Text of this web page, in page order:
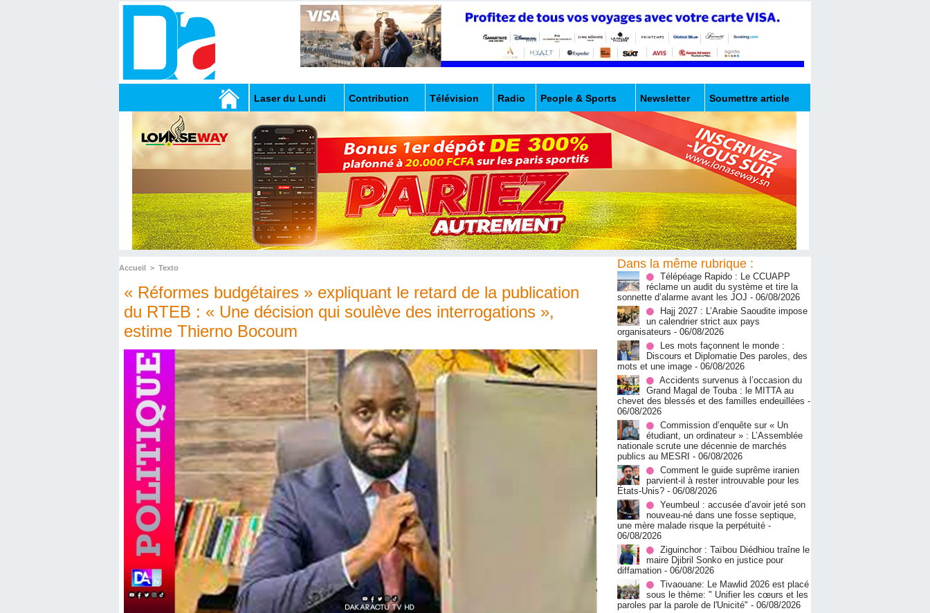
Laser du Lundi Contribution Télévision Radio People & Sports Newsletter Soumettre article
Accueil > Texto
« Réformes budgétaires » expliquant le retard de la publication
du RTEB : « Une décision qui soulève des interrogations »,
estime Thierno Bocoum
Dans la même rubrique :
Télépéage Rapido : Le CCUAPP
réclame un audit du système et tire la
sonnette d’alarme avant les JOJ - 06/08/2026
Hajj 2027 : L’Arabie Saoudite impose
un calendrier strict aux pays
organisateurs - 06/08/2026
Les mots façonnent le monde :
Discours et Diplomatie Des paroles, des
mots et une image - 06/08/2026
Accidents survenus à l’occasion du
Grand Magal de Touba : le MITTA au
chevet des blessés et des familles endeuillées -
06/08/2026
Commission d’enquête sur « Un
étudiant, un ordinateur » : L’Assemblée
nationale scrute une décennie de marchés
publics au MESRI - 06/08/2026
Comment le guide suprême iranien
parvient-il à rester introuvable pour les
États-Unis? - 06/08/2026
Yeumbeul : accusée d’avoir jeté son
nouveau-né dans une fosse septique,
une mère malade risque la perpétuité -
06/08/2026
Ziguinchor : Taïbou Diédhiou traîne le
maire Djibril Sonko en justice pour
diffamation - 06/08/2026
Tivaouane: Le Mawlid 2026 est placé
sous le thème: " Unifier les cœurs et les
paroles par la parole de l'Unicité" - 06/08/2026